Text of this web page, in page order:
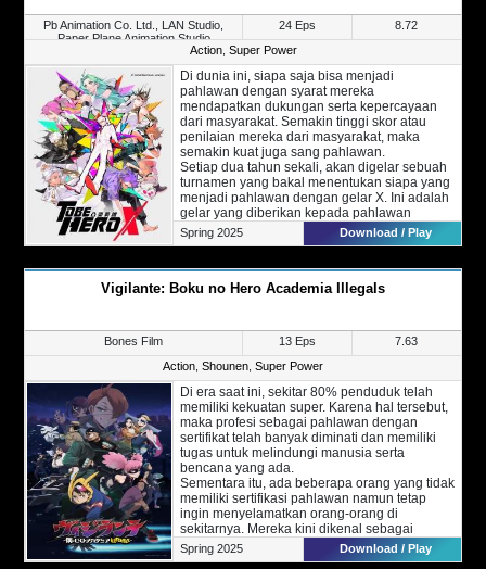
Pb Animation Co. Ltd., LAN Studio,
Paper Plane Animation Studio
24 Eps
8.72
Action, Super Power
Di dunia ini, siapa saja bisa menjadi
pahlawan dengan syarat mereka
mendapatkan dukungan serta kepercayaan
dari masyarakat. Semakin tinggi skor atau
penilaian mereka dari masyarakat, maka
semakin kuat juga sang pahlawan.
Setiap dua tahun sekali, akan digelar sebuah
turnamen yang bakal menentukan siapa yang
menjadi pahlawan dengan gelar X. Ini adalah
gelar yang diberikan kepada pahlawan
dengan peringkat paling tertinggi dan
dipercaya.
gelar tersebut?
Spring 2025 Download / Play
Vigilante: Boku no Hero Academia Illegals
Bones Film 13 Eps
7.63
Action Shounen Super Power
Di era saat ini, sekitar 80% penduduk telah
memiliki kekuatan super. Karena hal tersebut,
maka profesi sebagai pahlawan dengan
sertifikat telah banyak diminati dan memiliki
tugas untuk melindungi manusia serta
bencana yang ada.
Sementara itu, ada beberapa orang yang tidak
memiliki sertifikasi pahlawan namun tetap
ingin menyelamatkan orang-orang di
sekitarnya. Mereka kini dikenal sebagai
Vigilante, sebuah kelompok pahlawan ilegal.
Inilah kisah sebelum Izuku Midoriya masuk ke
Spring 2025 Download / Play